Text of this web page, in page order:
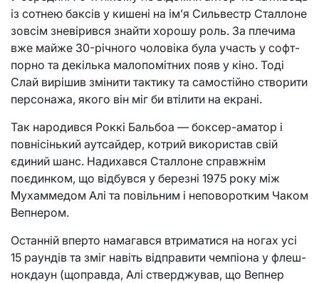
із сотнею баксів у кишені на ім’я Сильвестр Сталлоне
зовсім зневірився знайти хорошу роль. За плечима
вже майже 30-річного чоловіка була участь у софт-
порно та декілька малопомітних появ у кіно. Тоді
Слай вирішив змінити тактику та самостійно створити
персонажа, якого він міг би втілити на екрані.
Так народився Роккі Бальбоа — боксер-аматор і
повнісінький аутсайдер, котрий використав свій
єдиний шанс. Надихався Сталлоне справжнім
поєдинком, що відбувся у березні 1975 року між
Мухаммедом Алі та повільним і неповоротким Чаком
Вепнером.
Останній вперто намагався втриматися на ногах усі
15 раундів та зміг навіть відправити чемпіона у флеш-
нокдаун (щоправда, Алі стверджував, що Вепнер